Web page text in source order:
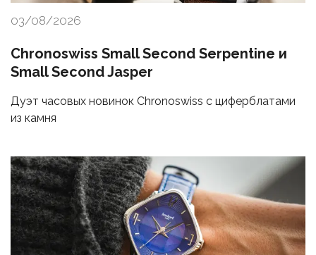
03/08/2026
Chronoswiss Small Second Serpentine и
Small Second Jasper
Дуэт часовых новинок Chronoswiss с циферблатами
из камня